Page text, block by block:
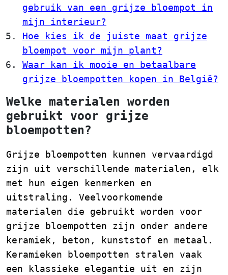
gebruik van een grijze bloempot in
mijn interieur?
Hoe kies ik de juiste maat grijze
bloempot voor mijn plant?
Waar kan ik mooie en betaalbare
grijze bloempotten kopen in België?
Welke materialen worden
gebruikt voor grijze
bloempotten?
Grijze bloempotten kunnen vervaardigd
zijn uit verschillende materialen, elk
met hun eigen kenmerken en
uitstraling. Veelvoorkomende
materialen die gebruikt worden voor
grijze bloempotten zijn onder andere
keramiek, beton, kunststof en metaal.
Keramieken bloempotten stralen vaak
een klassieke elegantie uit en zijn